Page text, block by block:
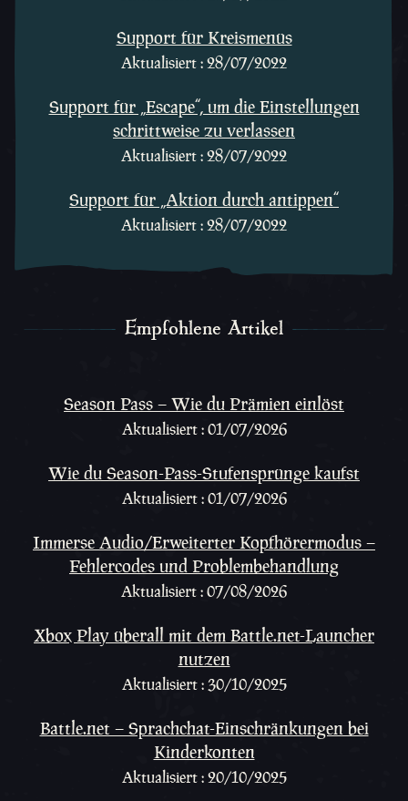
Support für Kreismenüs
Aktualisiert : 28/07/2022
Support für „Escape“, um die Einstellungen
schrittweise zu verlassen
Aktualisiert : 28/07/2022
Support für „Aktion durch antippen“
Aktualisiert : 28/07/2022
Empfohlene Artikel
Season Pass – Wie du Prämien einlöst
Aktualisiert : 01/07/2026
Wie du Season-Pass-Stufensprünge kaufst
Aktualisiert : 01/07/2026
Immerse Audio/Erweiterter Kopfhörermodus –
Fehlercodes und Problembehandlung
Aktualisiert : 07/08/2026
Xbox Play überall mit dem Battle.net-Launcher
nutzen
Aktualisiert : 30/10/2025
Battle.net – Sprachchat-Einschränkungen bei
Kinderkonten
Aktualisiert : 20/10/2025